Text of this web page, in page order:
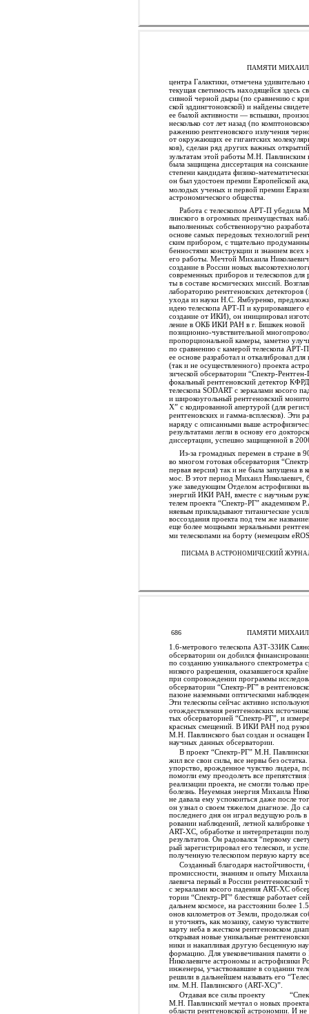
ПАМЯТИ
центра Галактики, отмечена удивительно
текущая светимость находящейся здесь
сивной черной дыры (по сравнению с
ской эддингтоновской) и найдены
ее былой активности — вспышки,
несколько сот лет назад (по
ражению рентгеновского излучения
от окружающих ее гигантских
ков), сделан ряд других важных
зультатам этой работы М.Н. Павлинским
была защищена диссертация на
степени кандидата физико-
он был удостоен премии Европейской
молодых ученых и первой премии
астрономического общества.
Работа с телескопом АРТ-П убедила
линского в огромных преимуществах
выполненных собственноручно
основе самых передовых технологий
ским прибором, с тщательно
бенностями конструкции и знанием всех
его работы. Мечтой Михаила
создание в России новых
современных приборов и телескопов для
ты в составе космических миссий.
лабораторию рентгеновских детекторов
ухода из науки Н.С. Ямбуренко,
идею телескопа АРТ-П и курировавшего
создание от ИКИ), он инициировал
ление в ОКБ ИКИ РАН в г. Бишкек новой
позиционно-чувствительной
пропорциональной камеры, заметно
по сравнению с камерой телескопа АРТ-
ее основе разработал и откалибровал для
(так и не осуществленного) проекта
зической обсерватории “Спектр-
фокальный рентгеновский детектор
телескопа SODART с зеркалами косого
и широкоугольный рентгеновский
Х” с кодированной апертурой (для
рентгеновских и гамма-всплесков). Эти
наряду с описанными выше
результатами легли в основу его
диссертации, успешно защищенной в
Из-за громадных перемен в стране в
во многом готовая обсерватория
первая версия) так и не была запущена в
мос. В этот период Михаил Николаевич,
уже заведующим Отделом астрофизики
энергий ИКИ РАН, вместе с научным
телем проекта “Спектр-РГ” академиком
няевым прикладывают титанические
воссоздания проекта под тем же
еще более мощными зеркальными
ми телескопами на борту (немецким
ПИСЬМА В АСТРОНОМИЧЕСКИЙ ЖУРНАЛ
686 ПАМЯТИ
1.6-метрового телескопа АЗТ-33ИК
обсерватории он добился
по созданию уникального спектрометра
низкого разрешения, оказавшегося
при сопровождении программы
обсерватории “Спектр-РГ” в
пазоне наземными оптическими
Эти телескопы сейчас активно
отождествления рентгеновских
тых обсерваторией “Спектр-РГ”, и
красных смещений. В ИКИ РАН под
М.Н. Павлинского был создан и оснащен
научных данных обсерватории.
В проект “Спектр-РГ” М.Н.
жил все свои силы, все нервы без
упорство, врожденное чувство лидера,
помогли ему преодолеть все препятствия
реализации проекта, не смогли только
болезнь. Неуемная энергия Михаила
не давала ему успокоиться даже после
он узнал о своем тяжелом диагнозе. До
последнего дня он играл ведущую роль в
ровании наблюдений, летной калибровке
ART-XC, обработке и интерпретации
результатов. Он радовался “первому
рый зарегистрировал его телескоп, и
полученную телескопом первую карту
Созданный благодаря настойчивости,
промиссности, знаниям и опыту
лаевича первый в России рентгеновский
с зеркалами косого падения ART-XC
тории “Спектр-РГ” блестяще работает
дальнем космосе, на расстоянии более
онов километров от Земли, продолжая
и уточнять, как мозаику, самую
карту неба в жестком рентгеновском
открывая новые уникальные
ники и накапливая другую бесценную
формацию. Для увековечивания памяти
Николаевиче астрономы и астрофизики
инженеры, участвовавшие в создании
решили в дальнейшем называть его
им. М.Н. Павлинского (АRT-XC)”.
Отдавая все силы проекту
М.Н. Павлинский мечтал о новых
области рентгеновской астрономии. И